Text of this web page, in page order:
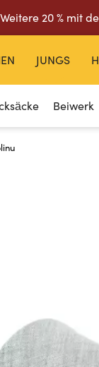
20 % mit
Beiwerk
JUNGS